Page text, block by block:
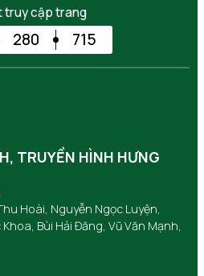
truy cập trang
280 715
TRUYỀN HÌNH HƯNG
Hoài, Nguyễn Ngọc Luyện,
Bùi Hải Đăng, Vũ Văn Mạnh,